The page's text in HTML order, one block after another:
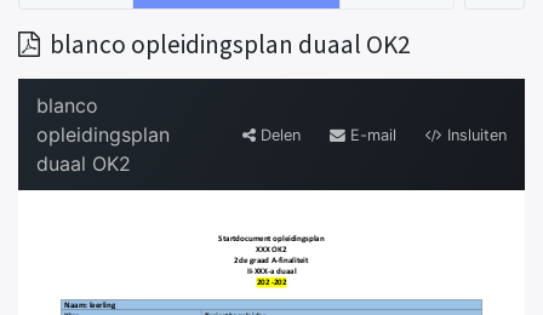
blanco opleidingsplan duaal OK2